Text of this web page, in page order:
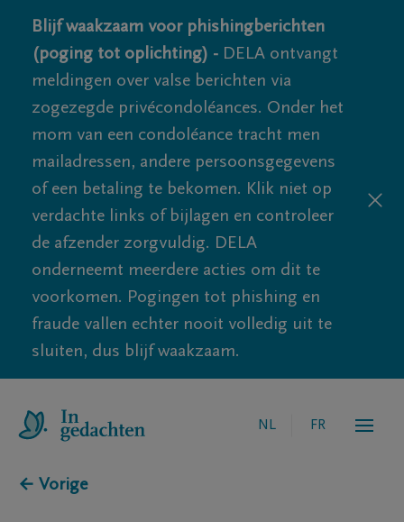
Blijf waakzaam voor phishingberichten
(poging tot oplichting) - DELA ontvangt
meldingen over valse berichten via
zogezegde privécondoléances. Onder het
mom van een condoléance tracht men
mailadressen, andere persoonsgegevens
of een betaling te bekomen. Klik niet op
verdachte links of bijlagen en controleer
de afzender zorgvuldig. DELA
onderneemt meerdere acties om dit te
voorkomen. Pogingen tot phishing en
fraude vallen echter nooit volledig uit te
sluiten, dus blijf waakzaam.
NL FR
← Vorige